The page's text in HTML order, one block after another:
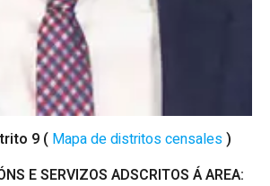
9 ( Mapa de distritos censales)
E SERVIZOS ADSCRITOS ÁAREA: